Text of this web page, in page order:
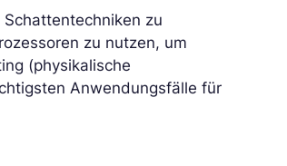
zu
zu nutzen, um
(physikalische
Anwendungsfälle für